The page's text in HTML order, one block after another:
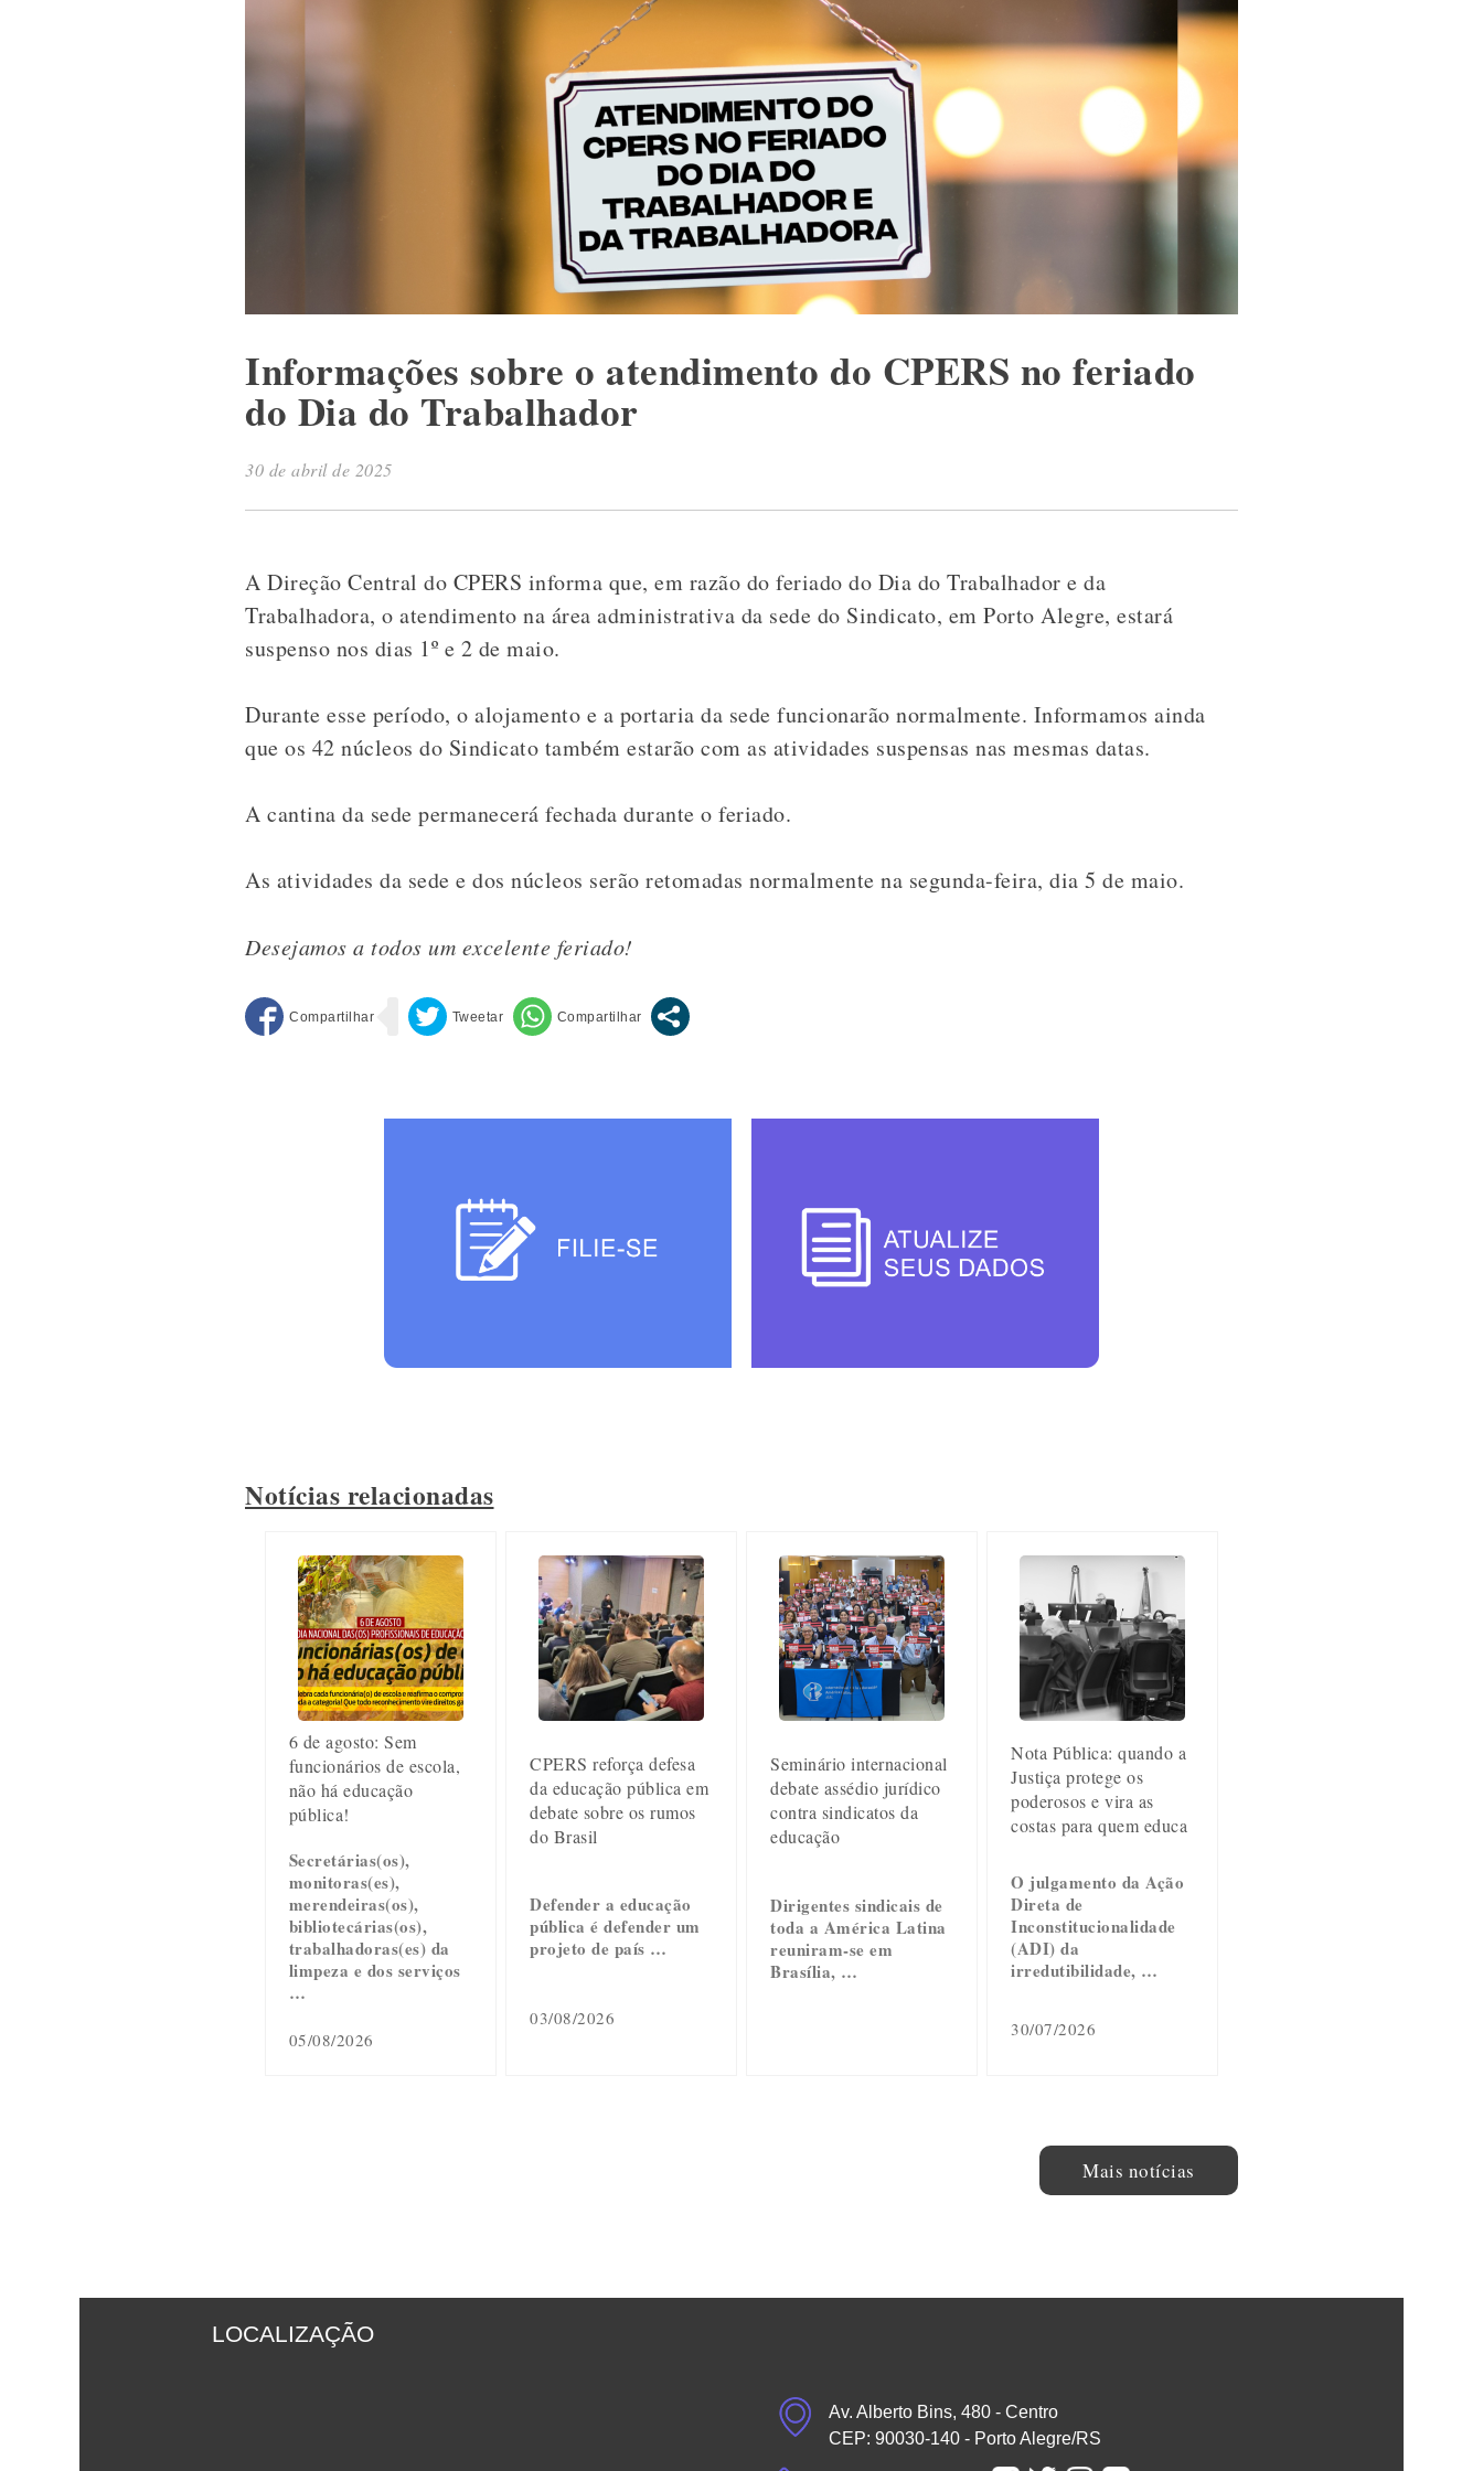
Informações sobre o atendimento do CPERS no feriado
do Dia do Trabalhador
30 de abril de 2025
A Direção Central do CPERS informa que, em razão do feriado do Dia do Trabalhador e da
Trabalhadora, o atendimento na área administrativa da sede do Sindicato, em Porto Alegre, estará
suspenso nos dias 1º e 2 de maio.
Durante esse período, o alojamento e a portaria da sede funcionarão normalmente. Informamos ainda
que os 42 núcleos do Sindicato também estarão com as atividades suspensas nas mesmas datas.
A cantina da sede permanecerá fechada durante o feriado.
As atividades da sede e dos núcleos serão retomadas normalmente na segunda-feira, dia 5 de maio.
Desejamos a todos um excelente feriado!
Notícias relacionadas
6 de agosto: Sem
funcionários de escola,
não há educação
pública!
Secretárias(os),
monitoras(es),
merendeiras(os),
bibliotecárias(os),
trabalhadoras(es) da
limpeza e dos serviços
…
05/08/2026
CPERS reforça defesa
da educação pública em
debate sobre os rumos
do Brasil
Defender a educação
pública é defender um
projeto de país …
03/08/2026
Seminário internacional
debate assédio jurídico
contra sindicatos da
educação
Dirigentes sindicais de
toda a América Latina
reuniram-se em
Brasília, …
Nota Pública: quando a
Justiça protege os
poderosos e vira as
costas para quem educa
O julgamento da Ação
Direta de
Inconstitucionalidade
(ADI) da
irredutibilidade, …
30/07/2026
Mais notícias
LOCALIZAÇÃO
Av. Alberto Bins, 480 - Centro
CEP: 90030-140 - Porto Alegre/RS